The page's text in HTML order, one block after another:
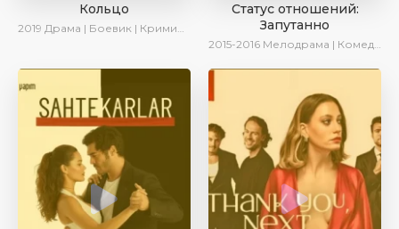
Кольцо
2019 Драма | Боевик | Криминал
Статус отношений:
Запутанно
2015-2016 Мелодрама | Комедия